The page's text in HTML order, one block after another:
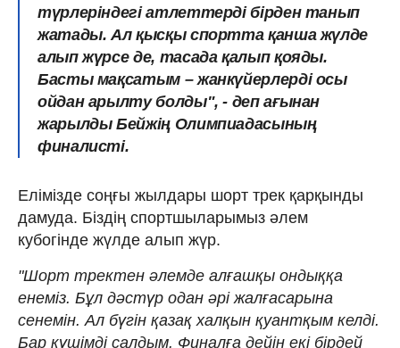
түрлеріндегі атлеттерді бірден танып
жатады. Ал қысқы спортта қанша жүлде
алып жүрсе де, тасада қалып қояды.
Басты мақсатым – жанкүйерлерді осы
ойдан арылту болды", - деп ағынан
жарылды Бейжің Олимпиадасының
финалисті.
Елімізде соңғы жылдары шорт трек қарқынды
дамуда. Біздің спортшыларымыз әлем
кубогінде жүлде алып жүр.
"Шорт тректен әлемде алғашқы ондыққа
енеміз. Бұл дәстүр одан әрі жалғасарына
сенемін. Ал бүгін қазақ халқын қуантқым келді.
Бар күшімді салдым. Финалға дейін екі бірдей